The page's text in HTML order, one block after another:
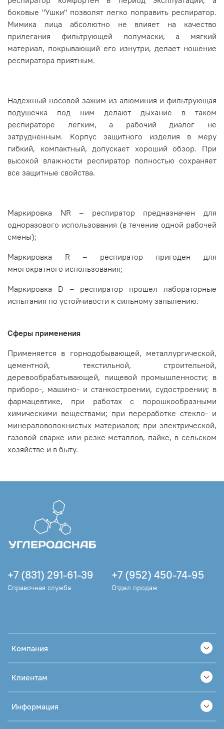
боковые "Ушки" позволят легко поправить респиратор.
Мимика лица абсолютно не влияет на качество
прилегания фильтрующей полумаски, а мягкий
материал, покрывающий его изнутри, делает ношение
респиратора приятным.
Надежный носовой зажим из алюминия и фильтрующая
подушечка под ним делают дыхание в таком
респираторе легким, а рабочий диалог не
затрудненным. Корпус защитного изделия в меру
гибкий, компактный, допускает хороший обзор. При
высокой влажности респиратор полностью сохраняет
все защитные свойства.
Маркировка NR – респиратор предназначен для
одноразового использования (в течение одной рабочей
смены);
Маркировка R – респиратор пригоден для
многократного использования;
Маркировка D – респиратор прошел лабораторные
испытания по устойчивости к сильному запылению.
Сферы применения
Применяется в горнодобывающей, металлургической,
цементной, текстильной, строительной,
деревообрабатывающей, пищевой промышленности; в
приборо-, машино- и станкостроении, судостроении; в
фармацевтике, при работах с порошкообразными
химическими веществами; при переработке стекло- и
минераловолокнистых материалов; при электрической,
газовой сварке или резке металлов, пайке, в сельском
хозяйстве и в быту.
Компания
Клиентам
Информация
+7 (831) 291-61-39
Справочная служба
+7 (952) 450-74-95
Отдел продаж